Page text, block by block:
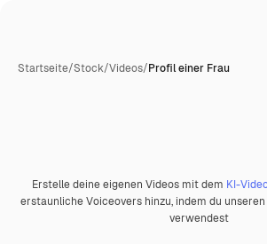
Startseite/Stock/Videos/Profil einer Frau
Premium
Erstelle deine eigenen Videos mit dem KI-
erstaunliche Voiceovers hinzu, indem du unseren
verwendest